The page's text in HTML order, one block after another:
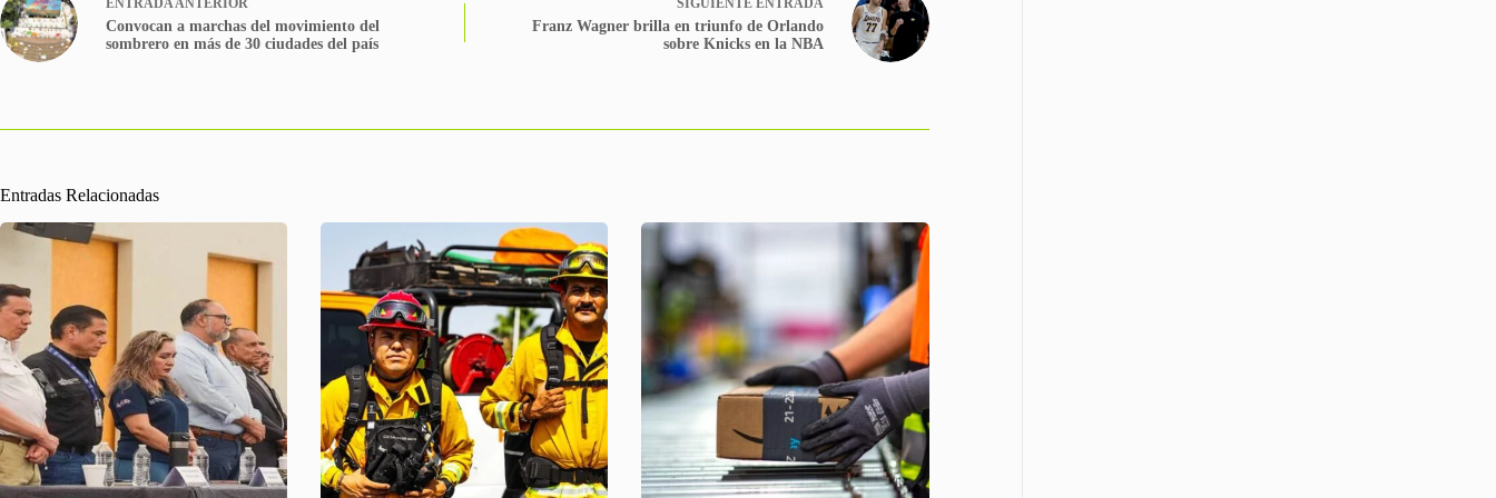
ENTRADAANTERIOR
Convocan a marchas del movimiento del
sombrero en más de 30 ciudades del país
SIGUIENTE ENTRADA
Franz Wagner brilla en triunfo de Orlando
sobre Knicks en la NBA
Entradas Relacionadas